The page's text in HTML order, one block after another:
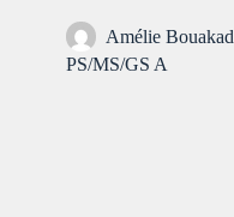
Amélie Bouakad
PS/MS/GS A